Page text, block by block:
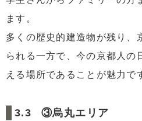
ます。
多くの歴史的建造物が残り、
られる一方で、今の京都人の
える場所であることが魅力で
③烏丸エリア